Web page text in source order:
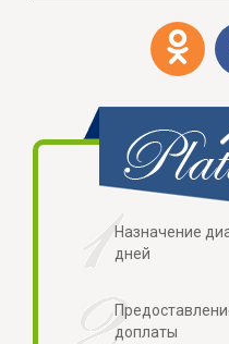
Назначение
дней
доплаты